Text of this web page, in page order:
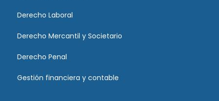
Derecho Laboral
Derecho Mercantil y Societario
Derecho Penal
Gestión financiera y contable